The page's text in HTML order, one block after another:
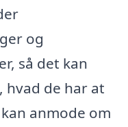
og
så det kan
de har at
anmode om